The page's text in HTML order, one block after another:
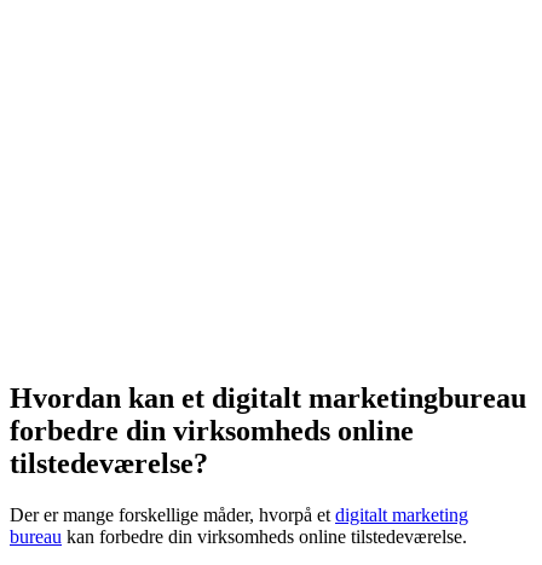
Hvordan kan et digitalt marketingbureau
forbedre din virksomheds online
tilstedeværelse?
Der er mange forskellige måder, hvorpå et digitalt marketing
bureau kan forbedre din virksomheds online tilstedeværelse.